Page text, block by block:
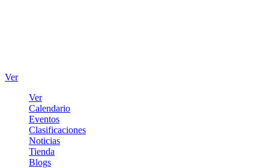
Ver
Ver
Calendario
Eventos
Clasificaciones
Noticias
Tienda
Blogs